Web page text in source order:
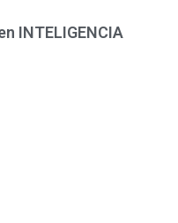
INTELIGENCIA